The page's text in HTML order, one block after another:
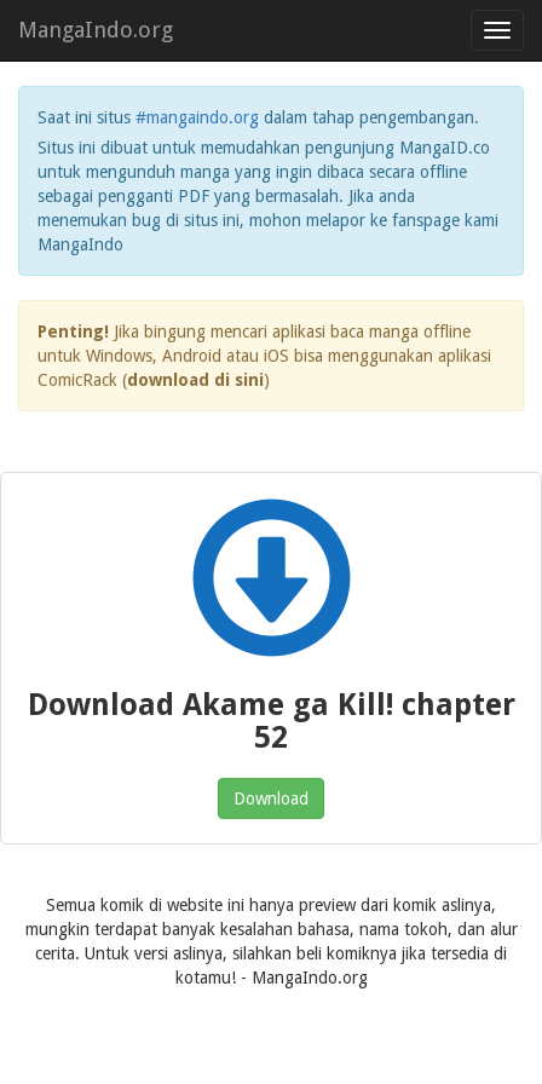
MangaIndo.org
Saat ini situs #mangaindo.org dalam tahap pengembangan.
Situs ini dibuat untuk memudahkan pengunjung MangaID.co
untuk mengunduh manga yang ingin dibaca secara offline
sebagai pengganti PDF yang bermasalah. Jika anda
menemukan bug di situs ini, mohon melapor ke fanspage kami
MangaIndo
Penting! Jika bingung mencari aplikasi baca manga offline
untuk Windows, Android atau iOS bisa menggunakan aplikasi
ComicRack (download di sini)
Download Akame ga Kill! chapter
52
Download
Semua komik di website ini hanya preview dari komik aslinya,
mungkin terdapat banyak kesalahan bahasa, nama tokoh, dan alur
cerita. Untuk versi aslinya, silahkan beli komiknya jika tersedia di
kotamu! - MangaIndo.org